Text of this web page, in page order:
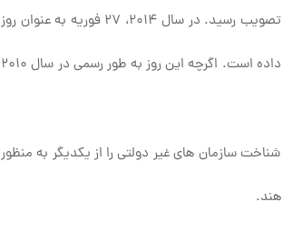
مجمع غیردولتی شورای دریای بالتیک، این روز را به طور رسمی در ۲۷ آوریل ۲۰۱۰ به رسمیت شناخت. دو سال بعد در قطعنامه بیانیه نهایی مجمع به تصویب رسید. در سال ۲۰۱۴، ۲۷ فوریه به عنوان روز
انجمن مردم نهاد شورای دریای بالتیک، کشورهای دانمارک، استونی، فنلاند، آلمان، ایسلند، لتونی، لیتوانی، لهستان، روسیه، نروژ و سوئد را در خود جای داده است. اگرچه این روز به طور رسمی در سال ۲۰۱۰
سازمان های غیر دولتی را از یکدیگر به منظور